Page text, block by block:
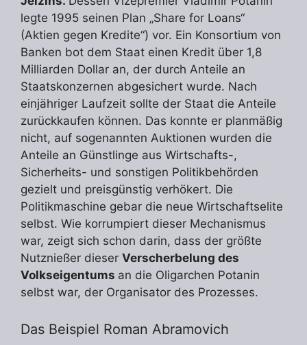
legte 1995 seinen Plan „Share for Loans“
(Aktien gegen Kredite“) vor. Ein Konsortium von
Banken bot dem Staat einen Kredit über 1,8
Milliarden Dollar an, der durch Anteile an
Staatskonzernen abgesichert wurde. Nach
einjähriger Laufzeit sollte der Staat die Anteile
zurückkaufen können. Das konnte er planmäßig
nicht, auf sogenannten Auktionen wurden die
Anteile an Günstlinge aus Wirtschafts-,
Sicherheits- und sonstigen Politikbehörden
gezielt und preisgünstig verhökert. Die
Politikmaschine gebar die neue Wirtschaftselite
selbst. Wie korrumpiert dieser Mechanismus
war, zeigt sich schon darin, dass der größte
Nutznießer dieser Verscherbelung des
Volkseigentums an die Oligarchen Potanin
selbst war, der Organisator des Prozesses.
Das Beispiel Roman Abramovich